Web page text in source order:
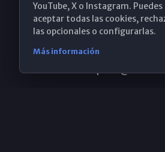
Santa María, 18-
(+34) 952 224 386
YouTube, X o Instagram. Puedes
aceptar todas las cookies,
las opcionales o configurarlas.
Más información